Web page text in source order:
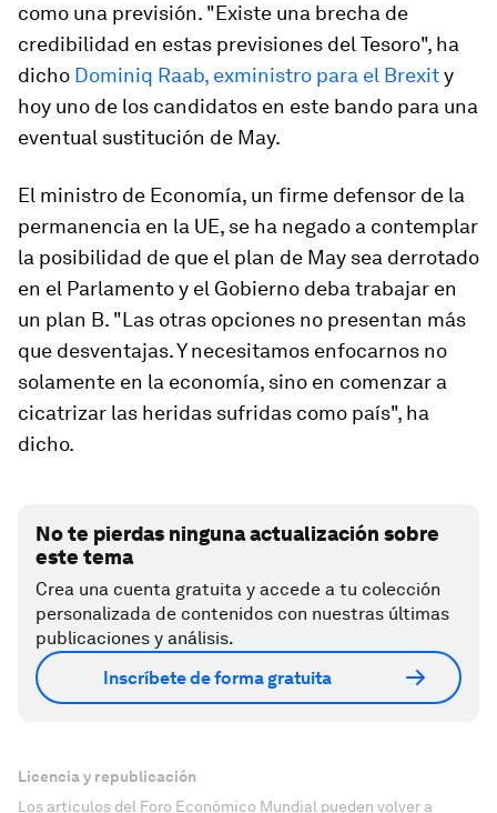
como una previsión. "Existe una brecha de
credibilidad en estas previsiones del Tesoro", ha
dicho Dominiq Raab, exministro para el Brexity
hoy uno de los candidatos en este bando para una
eventual sustitución de May.
El ministro de Economía, un firme defensor de la
permanencia en la UE, se ha negado a contemplar
la posibilidad de que el plan de May sea derrotado
en el Parlamento y el Gobierno deba trabajar en
un plan B. "Las otras opciones no presentan más
que desventajas. Y necesitamos enfocarnos no
solamente en la economía, sino en comenzar a
cicatrizar las heridas sufridas como país", ha
dicho.
No te pierdas ninguna actualización sobre
este tema
Crea una cuenta gratuita y accede a tu colección
personalizada de contenidos con nuestras últimas
publicaciones y análisis.
Inscríbete de forma gratuita
Licencia y republicación
Los artículos del Foro Económico Mundial pueden volver a